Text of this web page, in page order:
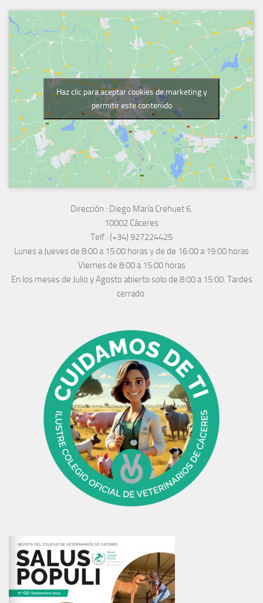
Haz clic para aceptar cookies de marketing y
permitir este contenido
Dirección : Diego María Crehuet 6.
10002 Cáceres
Telf : (+34) 927224425
Lunes a Jueves de 8:00 a 15:00 horas y de de 16:00 a 19:00 horas
Viernes de 8:00 a 15:00 horas
En los meses de Julio y Agosto abierto solo de 8:00 a 15:00. Tardes
cerrado.